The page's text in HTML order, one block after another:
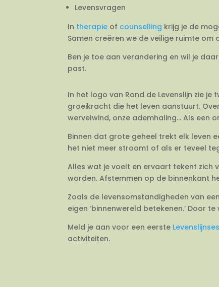
Levensvragen
In therapie of counselling krijg je de
Samen creëren we de veilige ruimte
Ben je toe aan verandering en wil je
past.
In het logo van Rond de Levenslijn zie
groeikracht die het leven aanstuurt.
wervelwind, onze ademhaling… Als een
Binnen dat grote geheel trekt elk leven
het niet meer stroomt of als er teveel
Alles wat je voelt en ervaart tekent zich
worden. Afstemmen op de binnenkant
Zoals de levensomstandigheden van
eigen ‘binnenwereld betekenen.’ Door
Meld je aan voor een eerste
activiteiten.